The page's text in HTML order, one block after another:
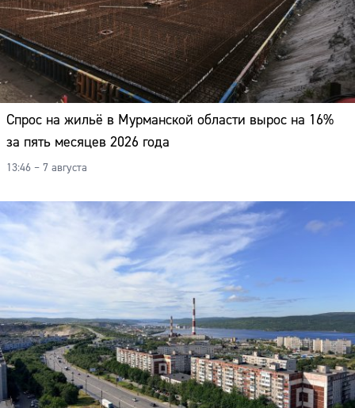
Спрос на жильё в Мурманской области вырос на 16%
за пять месяцев 2026 года
13:46 – 7 августа